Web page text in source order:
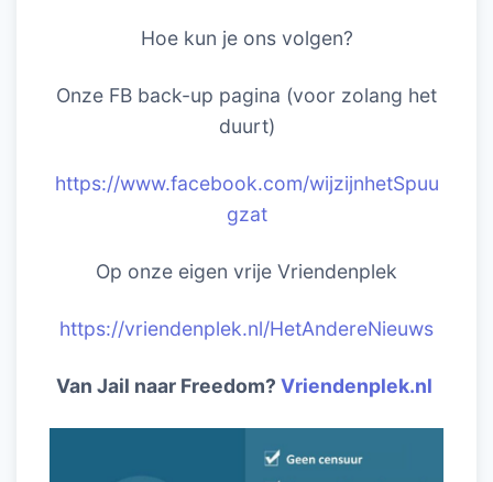
Hoe kun je ons volgen?
Onze FB back-up pagina (voor zolang het
duurt)
https://www.facebook.com/wijzijnhetSpuu
gzat
Op onze eigen vrije Vriendenplek
https://vriendenplek.nl/HetAndereNieuws
Van Jail naar Freedom? Vriendenplek.nl